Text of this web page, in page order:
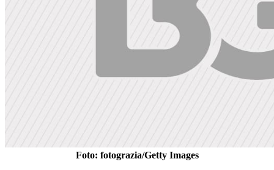
Foto: fotograzia/Getty Images